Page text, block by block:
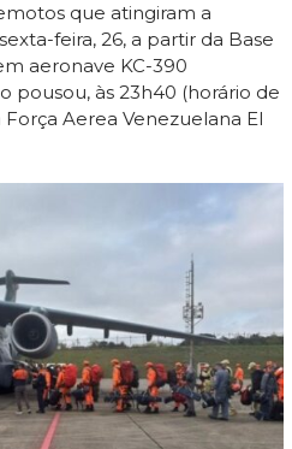
que atingiram a
feira, 26, a partir da Base
aeronave KC-390
pousou, às 23h40 (horário de
Aerea Venezuelana El